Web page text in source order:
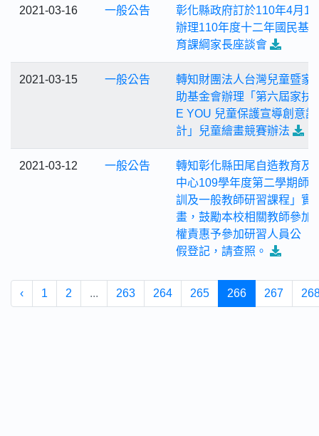
2021-03-16 一般公告
彰化縣政府訂於110年4月17
辦理110年度十二年國民基
育課綱家長座談會
2021-03-15 一般公告
轉知財團法人台灣兒童暨家
助基金會辦理「第六屆家扶
E YOU 兒童保護宣導創意設
計」兒童繪畫競賽辦法
2021-03-12 一般公告
轉知彰化縣田尾自造教育及
中心109學年度第二學期師
訓及一般教師研習課程」實
畫，鼓勵本校相關教師參加
權責惠予參加研習人員公（
假登記，請查照。
‹ 1 2 ... 263 264 265 266 267